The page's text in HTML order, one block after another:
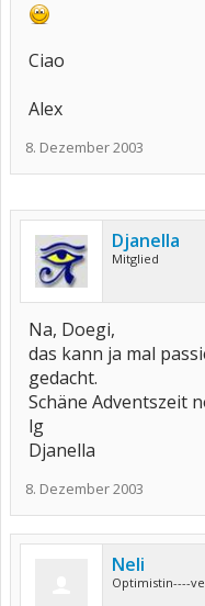
Ciao
Alex
8. Dezember 2003
Djanella
Mitglied
Na, Doegi,
das kann ja mal
gedacht.
Schäne Adventszeit
lg
Djanella
8. Dezember 2003
Neli
Optimistin----